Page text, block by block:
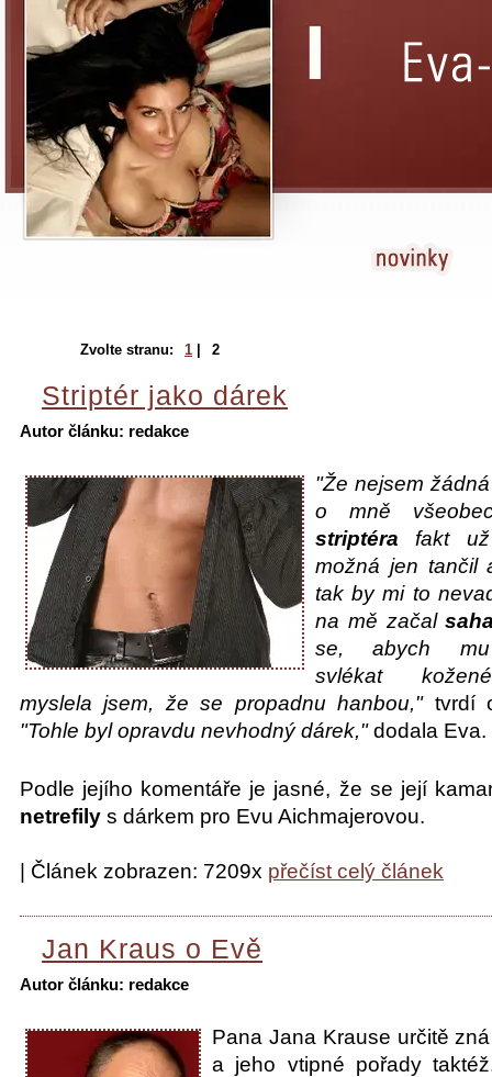
Zvolte stranu: 1 2
Striptér jako dárek
Autor článku: redakce
"Že nejsem
o mně
striptéra fakt
možná jen tančil
tak by mi to
na mě začal
se, abych mu
svlékat
myslela jsem, že se propadnu hanbou,"tvrdí
"Tohle byl opravdu nevhodný dárek,"dodala Eva.
Podle jejího komentáře je jasné, že se její
netrefily s dárkem pro Evu Aichmajerovou.
| Článek zobrazen: 7209x přečíst celý článek
Jan Kraus o Evě
Autor článku: redakce
Pana Jana Krause určitě
a jeho vtipné pořady